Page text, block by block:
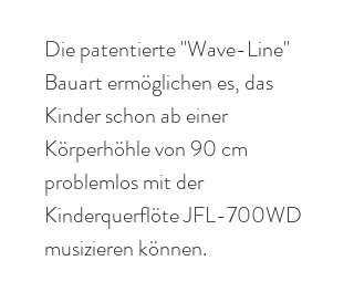
Die patentierte "Wave-Line"
Bauart ermöglichen es, das
Kinder schon ab einer
Körperhöhlevon90 cm
problemlos mit der
KinderquerflöteJFL-700WD
musizieren können.